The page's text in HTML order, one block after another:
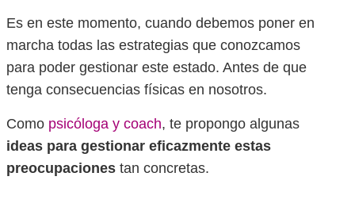
Es en este momento, cuando debemos poner en
marcha todas las estrategias que conozcamos
para poder gestionar este estado. Antes de que
tenga consecuencias físicas en nosotros.
Como psicóloga y coach, te propongo algunas
ideas para gestionar eficazmente estas
preocupaciones tan concretas.